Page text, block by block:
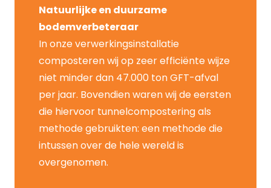
Natuurlijke en duurzame
bodemverbeteraar
In onze verwerkingsinstallatie
composteren wij op zeer efficiënte wijze
niet minder dan 47.000 ton GFT-afval
per jaar. Bovendien waren wij de eersten
die hiervoor tunnelcompostering als
methode gebruikten: een methode die
intussen over de hele wereld is
overgenomen.